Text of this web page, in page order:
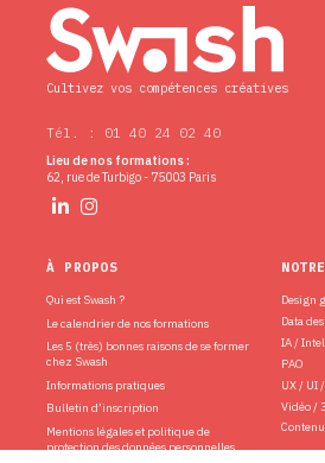
Cultivez vos compétences créatives
Tél. : 01 40 24 02 40
Lieu de nos formations :
62, rue de Turbigo - 75003 Paris
À PROPOS
Qui est Swash ?
Le calendrier de nos formations
Les 5 (très) bonnes raisons de se former
chez Swash
Informations pratiques
Bulletin d’inscription
Mentions légales et politique de
protection des données personnelles
Design
Data
IA /
PAO
UX / UI
Vidéo /